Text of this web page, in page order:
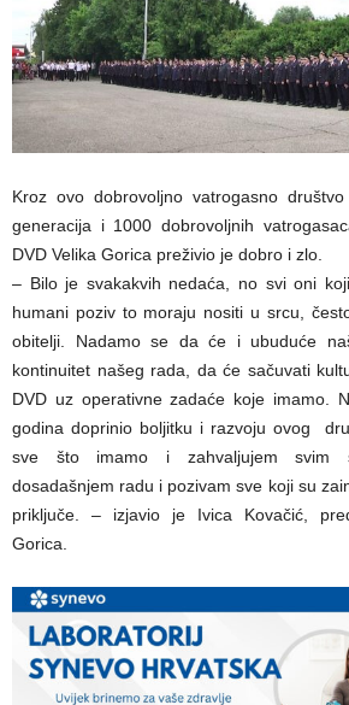
Kroz ovo dobrovoljno vatrogasno
generacija i 1000 dobrovoljnih
DVD Velika Gorica preživio je dobro i zlo.
– Bilo je svakakvih nedaća, no svi oni
humani poziv to moraju nositi u srcu,
obitelji. Nadamo se da će i ubuduće
kontinuitet našeg rada, da će sačuvati
DVD uz operativne zadaće koje imamo.
godina doprinio boljitku i razvoju ovog
sve što imamo i zahvaljujem svim
dosadašnjem radu i pozivam sve koji su
priključe. – izjavio je Ivica Kovačić,
Gorica.